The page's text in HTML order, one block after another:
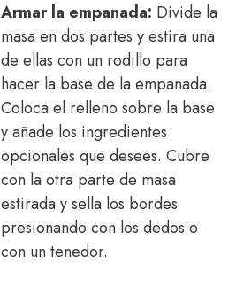
Armar la empanada: Divide la
masa en dos partes y estira una
de ellas con un rodillo para
hacer la base de la empanada.
Coloca el relleno sobre la base
y añade los ingredientes
opcionales que desees. Cubre
con la otra parte de masa
estirada y sella los bordes
presionando con los dedos o
con un tenedor.